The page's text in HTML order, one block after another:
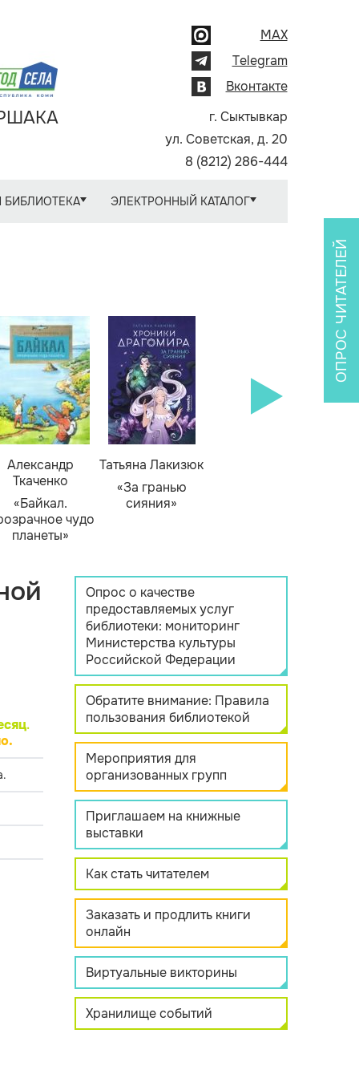
MAX
Telegram
Вконтакте
г. Сыктывкар
ул. Советская, д. 20
8 (8212) 286-444
БИБЛИОТЕКА ЭЛЕКТРОННЫЙ КАТАЛОГ
Александр
Ткаченко
«Байкал.
чудо
планеты»
Татьяна Лакизюк
«За гранью
сияния»
.
ОПРОС ЧИТАТЕЛЕЙ
Опрос о качестве
предоставляемых услуг
библиотеки: мониторинг
Министерства культуры
Российской Федерации
Обратите внимание: Правила
пользования библиотекой
Мероприятия для
организованных групп
Приглашаем на книжные
выставки
Как стать читателем
Заказать и продлить книги
онлайн
Виртуальные викторины
Хранилище событий